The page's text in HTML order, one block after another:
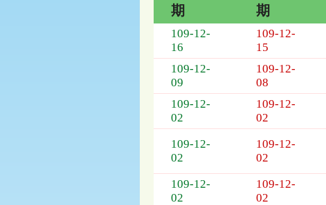
採
表，
位
為：
期
期
109-12-
16
109-12-
15
109-12-
09
109-12-
08
109-12-
02
109-12-
02
109-12-
02
109-12-
02
109-12-
02
109-12-
02